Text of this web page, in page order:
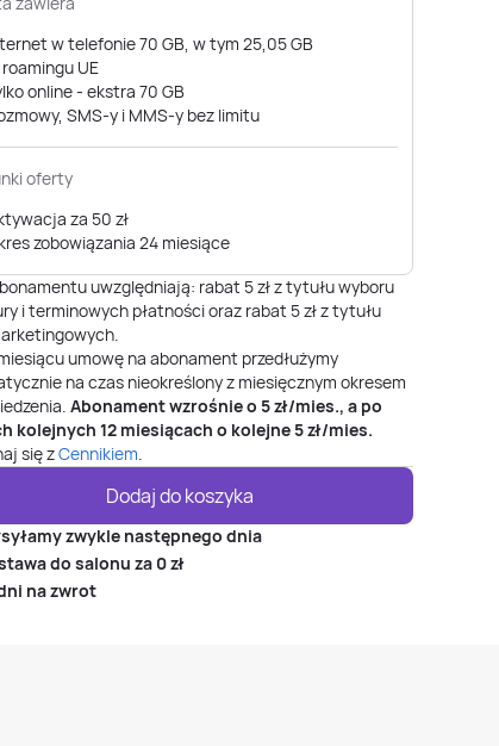
w telefonie 70 GB, w tym 25,05 GB
UE
online - ekstra 70 GB
SMS-y i MMS-y bez limitu
oferty
za 50 zł
zobowiązania 24 miesiące
uwzględniają: rabat 5 zł z tytułu wyboru
i terminowych płatności oraz rabat 5 zł z tytułu
umowę na abonament przedłużymy
na czas nieokreślony z miesięcznym okresem
Abonament wzrośnie o 5zł/mies., a po
kolejnych 12 miesiącach o kolejne5zł/mies.
się zCennikiem.
Dodaj do koszyka
zwykle następnego dnia
do salonu za 0 zł
na zwrot